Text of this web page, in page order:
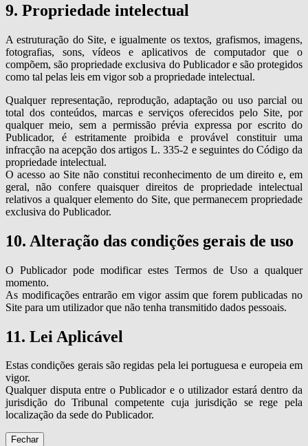
9. Propriedade intelectual
A estruturação do Site, e igualmente os textos, grafismos, imagens,
fotografias, sons, vídeos e aplicativos de computador que o
compõem, são propriedade exclusiva do Publicador e são protegidos
como tal pelas leis em vigor sob a propriedade intelectual.
Qualquer representação, reprodução, adaptação ou uso parcial ou
total dos conteúdos, marcas e serviços oferecidos pelo Site, por
qualquer meio, sem a permissão prévia expressa por escrito do
Publicador, é estritamente proibida e provável constituir uma
infracção na acepção dos artigos L. 335-2 e seguintes do Código da
propriedade intelectual.
O acesso ao Site não constitui reconhecimento de um direito e, em
geral, não confere quaisquer direitos de propriedade intelectual
relativos a qualquer elemento do Site, que permanecem propriedade
exclusiva do Publicador.
10. Alteração das condições gerais de uso
O Publicador pode modificar estes Termos de Uso a qualquer
momento.
As modificações entrarão em vigor assim que forem publicadas no
Site para um utilizador que não tenha transmitido dados pessoais.
11. Lei Aplicável
Estas condições gerais são regidas pela lei portuguesa e europeia em
vigor.
Qualquer disputa entre o Publicador e o utilizador estará dentro da
jurisdição do Tribunal competente cuja jurisdição se rege pela
localização da sede do Publicador.
Fechar